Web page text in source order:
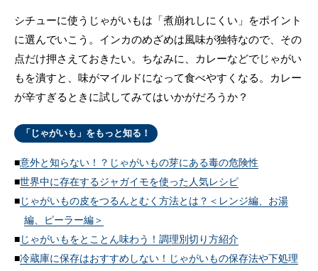
シチューに使うじゃがいもは「煮崩れしにくい」をポイント
に選んでいこう。インカのめざめは風味が独特なので、その
点だけ押さえておきたい。ちなみに、カレーなどでじゃがい
もを潰すと、味がマイルドになって食べやすくなる。カレー
が辛すぎるときに試してみてはいかがだろうか？
「じゃがいも」をもっと知る！
意外と知らない！？じゃがいもの芽にある毒の危険性
世界中に存在するジャガイモを使った人気レシピ
じゃがいもの皮をつるんとむく方法とは？＜レンジ編、お湯
編、ピーラー編＞
じゃがいもをとことん味わう！調理別切り方紹介
冷蔵庫に保存はおすすめしない！じゃがいもの保存法や下処理